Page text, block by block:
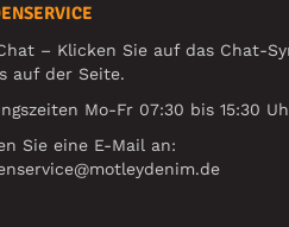
– Klicken Sie auf das Chat-
auf der Seite.
Mo-Fr 07:30 bis 15:30
Sie eine E-Mail an: